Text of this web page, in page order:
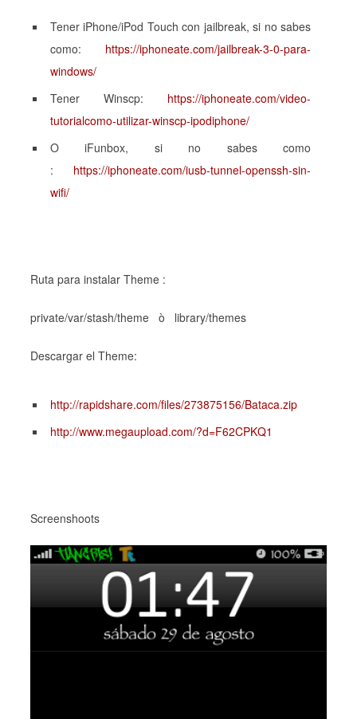
Tener iPhone/iPod Touch con jailbreak, si no sabes
como: https://iphoneate.com/jailbreak-3-0-para-
windows/
Tener Winscp: https://iphoneate.com/video-
tutorialcomo-utilizar-winscp-ipodiphone/
O iFunbox, si no sabes como
: https://iphoneate.com/iusb-tunnel-openssh-sin-
wifi/
Ruta para instalar Theme :
private/var/stash/theme ò library/themes
Descargar el Theme:
http://rapidshare.com/files/273875156/Bataca.zip
http://www.megaupload.com/?d=F62CPKQ1
Screenshoots